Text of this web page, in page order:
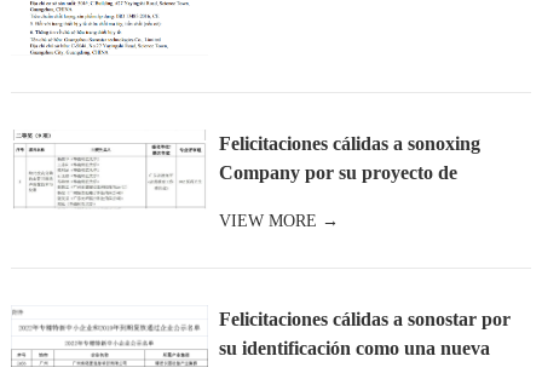
Felicitaciones cálidas a sonoxing
Company por su proyecto de
normal d
VIEW MORE →
Felicitaciones cálidas a sonostar por
su identificación como una nueva